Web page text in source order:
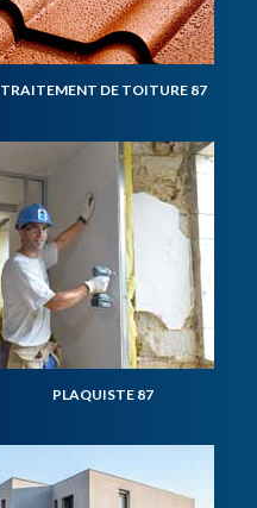
TRAITEMENT DE TOITURE 87
PLAQUISTE 87